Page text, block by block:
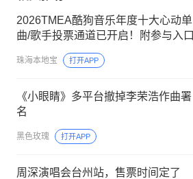
2026TMEA酷狗音乐年度十大心动单
曲/歌手投票通道已开启！附参与入口
珠海本地宝 打开APP
《小眼睛》多平台撤掉李荣浩作曲署
名
黑色玫瑰 打开APP
周深演唱会台州站，售票时间定了